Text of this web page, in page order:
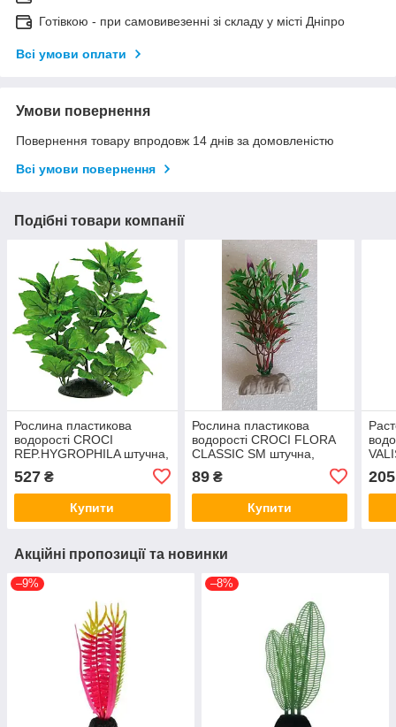
Готівкою - при самовивезенні зі складу у місті Дніпро
Всі умови оплати
Умови повернення
Повернення товару впродовж 14 днів за домовленістю
Всі умови повернення
Подібні товари компанії
Рослина пластикова
водорості CROCI
REP.HYGROPHILA штучна,
Декорація для акваріума
30 см A8011403
527 ₴
Купити
Рослина пластикова
водорості CROCI FLORA
CLASSIC SM штучна,
Декорація для акваріума
12+ см A8011182
89₴
Купити
для
205
Акційні пропозиції та новинки
–9% –8%